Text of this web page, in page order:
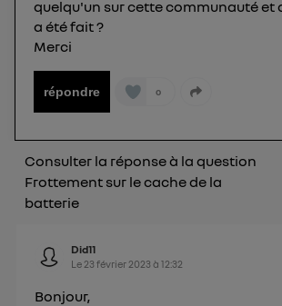
quelqu'un sur cette communauté et
a été fait ?
Merci
répondre 0
Consulter la réponse à la question
Frottement sur le cache de la
batterie
Did11
Le 23 février 2023 à12:32
Bonjour,
Pour plus d'informations, veuillez
Politique d'information sur les